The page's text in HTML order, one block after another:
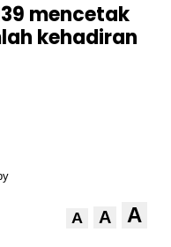
mencetak
kehadiran
A A A